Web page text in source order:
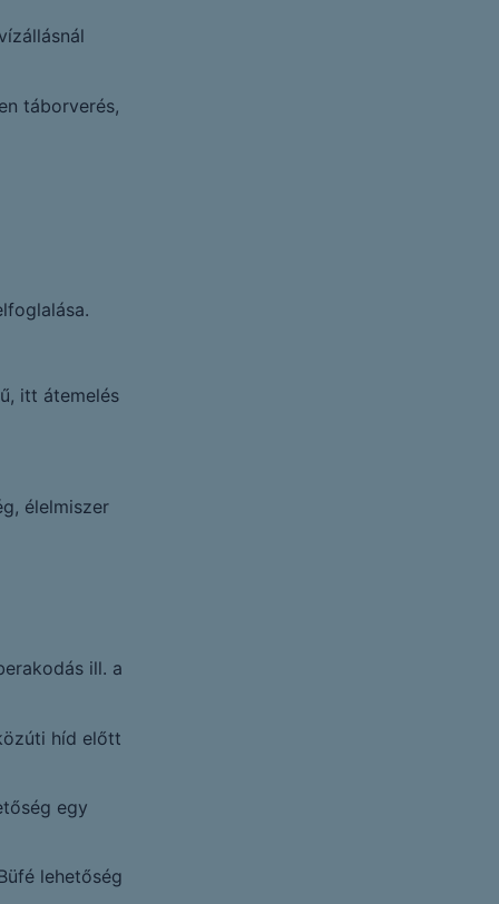
táborverés,
itt átemelés
élelmiszer
ill. a
híd előtt
egy
lehetőség